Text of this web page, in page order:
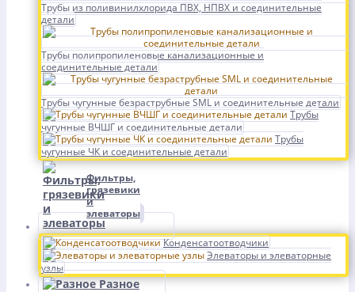
Трубы из поливинилхлорида ПВХ, НПВХ и соединительные
детали
Трубы полипропиленовые канализационные и
соединительные детали
Трубы чугунные безраструбные SML и соединительные детали
Трубы
чугунные ВЧШГ и соединительные детали
Трубы
чугунные ЧК и соединительные детали
Фильтры,
грязевики
и
элеваторы
Конденсатоотводчики
Элеваторы и элеваторные
узлы
Разное